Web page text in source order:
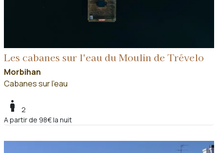
Les cabanes sur l'eau du Moulin de Trévelo
Morbihan
Cabanes sur l'eau
boy
2
A partir de 98€ la nuit